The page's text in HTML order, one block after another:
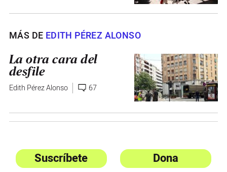
MÁS DE EDITH PÉREZ ALONSO
La otra cara del
desfile
Edith Pérez Alonso 67
Suscríbete Dona